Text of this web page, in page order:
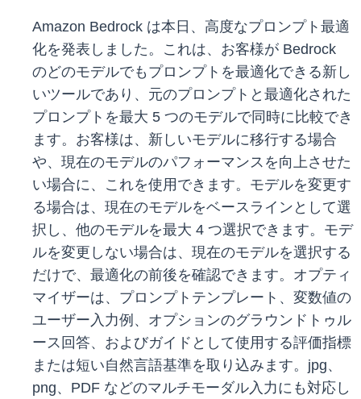
Amazon Bedrock は本日、高度なプロンプト最適
化を発表しました。これは、お客様が Bedrock
のどのモデルでもプロンプトを最適化できる新し
いツールであり、元のプロンプトと最適化された
プロンプトを最大 5 つのモデルで同時に比較でき
ます。お客様は、新しいモデルに移行する場合
や、現在のモデルのパフォーマンスを向上させた
い場合に、これを使用できます。モデルを変更す
る場合は、現在のモデルをベースラインとして選
択し、他のモデルを最大 4 つ選択できます。モデ
ルを変更しない場合は、現在のモデルを選択する
だけで、最適化の前後を確認できます。オプティ
マイザーは、プロンプトテンプレート、変数値の
ユーザー入力例、オプションのグラウンドトゥル
ース回答、およびガイドとして使用する評価指標
または短い自然言語基準を取り込みます。jpg、
png、PDF などのマルチモーダル入力にも対応し